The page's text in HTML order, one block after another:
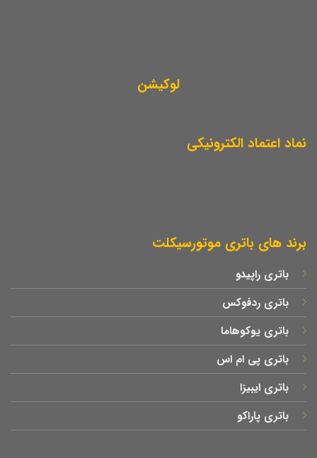
لوکیشن
نماد اعتماد الکترونیکی
برند های باتری موتورسیکلت
باتری راپیدو
باتری ردفوکس
باتری یوکوهاما
باتری پی ام اس
باتری ایبیزا
باتری پاراکو